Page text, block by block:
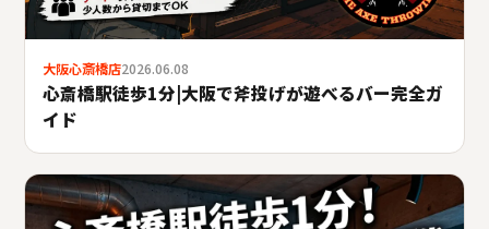
大阪心斎橋店2026.06.08
心斎橋駅徒歩1分|大阪で斧投げが遊べるバー完全ガ
イド